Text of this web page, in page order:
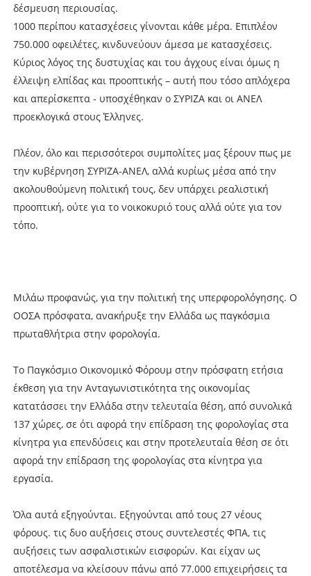
δέσμευση περιουσίας.
1000 περίπου κατασχέσεις γίνονται κάθε μέρα. Επιπλέον
750.000 οφειλέτες, κινδυνεύουν άμεσα με κατασχέσεις.
Κύριος λόγος της δυστυχίας και του άγχους είναι όμως η
έλλειψη ελπίδας και προοπτικής – αυτή που τόσο απλόχερα
και απερίσκεπτα - υποσχέθηκαν ο ΣΥΡΙΖΑ και οι ΑΝΕΛ
προεκλογικά στους Έλληνες.
Πλέον, όλο και περισσότεροι συμπολίτες μας ξέρουν πως με
την κυβέρνηση ΣΥΡΙΖΑ-ΑΝΕΛ, αλλά κυρίως μέσα από την
ακολουθούμενη πολιτική τους, δεν υπάρχει ρεαλιστική
προοπτική, ούτε για το νοικοκυριό τους αλλά ούτε για τον
τόπο.
Μιλάω προφανώς, για την πολιτική της υπερφορολόγησης. Ο
ΟΟΣΑ πρόσφατα, ανακήρυξε την Ελλάδα ως παγκόσμια
πρωταθλήτρια στην φορολογία.
Το Παγκόσμιο Οικονομικό Φόρουμ στην πρόσφατη ετήσια
έκθεση για την Ανταγωνιστικότητα της οικονομίας
κατατάσσει την Ελλάδα στην τελευταία θέση, από συνολικά
137 χώρες, σε ότι αφορά την επίδραση της φορολογίας στα
κίνητρα για επενδύσεις και στην προτελευταία θέση σε ότι
αφορά την επίδραση της φορολογίας στα κίνητρα για
εργασία.
Όλα αυτά εξηγούνται. Εξηγούνται από τους 27 νέους
φόρους. τις δυο αυξήσεις στους συντελεστές ΦΠΑ, τις
αυξήσεις των ασφαλιστικών εισφορών. Και είχαν ως
αποτέλεσμα να κλείσουν πάνω από 77.000 επιχειρήσεις τα